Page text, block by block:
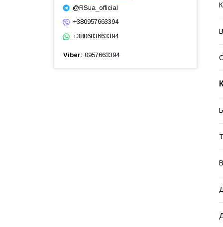
@RSua_official
+380957663394
+380683663394
Viber 0957663394